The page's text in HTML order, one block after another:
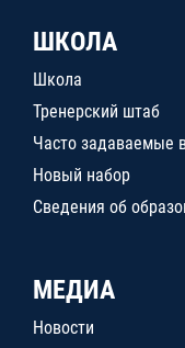
ШКОЛА
Школа
Тренерский штаб
Часто задаваемые
Новый набор
Сведения об
МЕДИА
Новости